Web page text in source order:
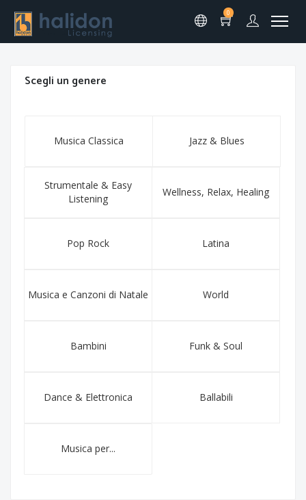
0
Scegli un genere
Musica Classica Jazz & Blues
Strumentale & Easy
Listening
Wellness, Relax, Healing
Pop Rock Latina
Musica e Canzoni di Natale World
Bambini Funk & Soul
Dance & Elettronica Ballabili
Musica per...